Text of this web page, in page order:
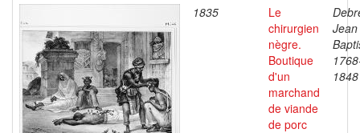
1835
Le
chirurgien
nègre.
Boutique
d'un
marchand
de viande
de porc
Jean
1848